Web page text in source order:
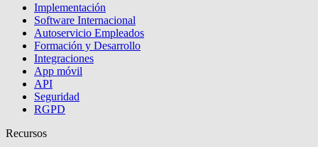
Implementación
Software Internacional
Autoservicio Empleados
Formación y Desarrollo
Integraciones
App móvil
API
Seguridad
RGPD
Recursos